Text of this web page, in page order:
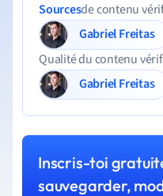
Sourcesde contenu
Gabriel Freitas
Qualité du contenu
Gabriel Freitas
Inscris-toi
sauvegarder,